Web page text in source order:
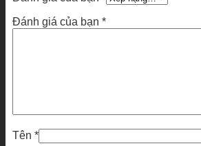
Đánh giá của bạn *
Tên *